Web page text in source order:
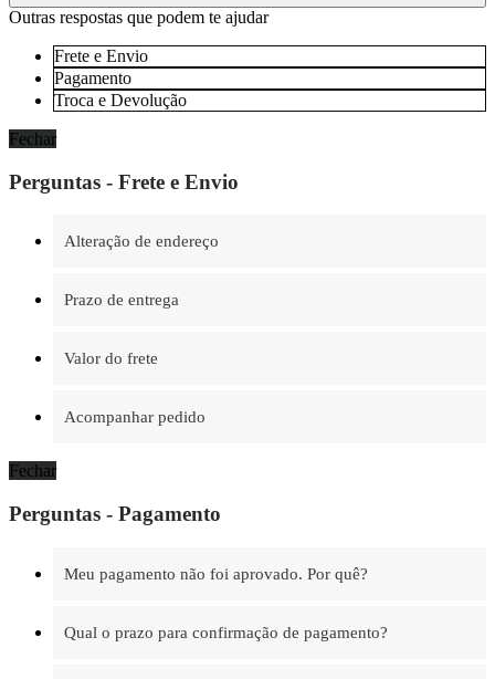
Outras respostas que podem te ajudar
Frete e Envio
Pagamento
Troca e Devolução
Fechar
Perguntas - Frete e Envio
Alteração de endereço
Prazo de entrega
Valor do frete
Acompanhar pedido
Fechar
Perguntas - Pagamento
Meu pagamento não foi aprovado. Por quê?
Qual o prazo para confirmação de pagamento?